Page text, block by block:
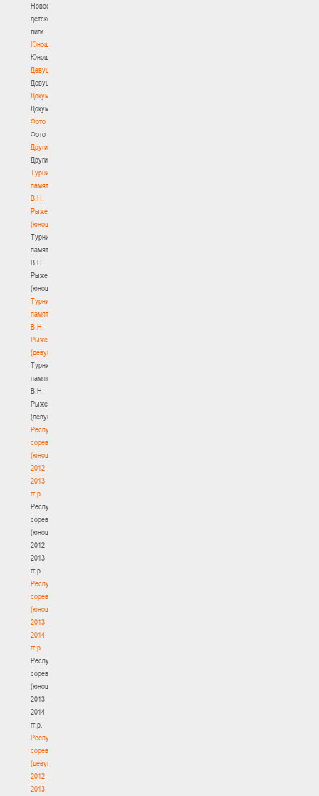
Новости
детской
лиги
Юноши
Юноши
Девушки
Девушки
Документы
Документы
Фото
Фото
Другие
Другие
Турнир
памяти
В.Н.
Рыженкова
(юноши)
Турнир
памяти
В.Н.
Рыженкова
(юноши)
Турнир
памяти
В.Н.
Рыженкова
(девушки)
Турнир
памяти
В.Н.
Рыженкова
(девушки)
Республиканские
соревнования
(юноши)
2012-
2013
гг.р.
Республиканские
соревнования
(юноши)
2012-
2013
гг.р.
Республиканские
соревнования
(юноши)
2013-
2014
гг.р.
Республиканские
соревнования
(юноши)
2013-
2014
гг.р.
Республиканские
соревнования
(девушки)
2012-
2013